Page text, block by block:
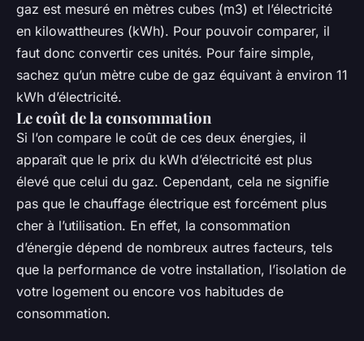
gaz est mesuré en mètres cubes (m3) et l’électricité
en kilowattheures (kWh). Pour pouvoir comparer, il
faut donc convertir ces unités. Pour faire simple,
sachez qu’un mètre cube de gaz équivant à environ 11
kWh d’électricité.
Le coût de la consommation
Si l’on compare le coût de ces deux énergies, il
apparaît que le prix du kWh d’électricité est plus
élevé que celui du gaz. Cependant, cela ne signifie
pas que le chauffage électrique est forcément plus
cher à l’utilisation. En effet, la consommation
d’énergie dépend de nombreux autres facteurs, tels
que la performance de votre installation, l’isolation de
votre logement ou encore vos habitudes de
consommation.